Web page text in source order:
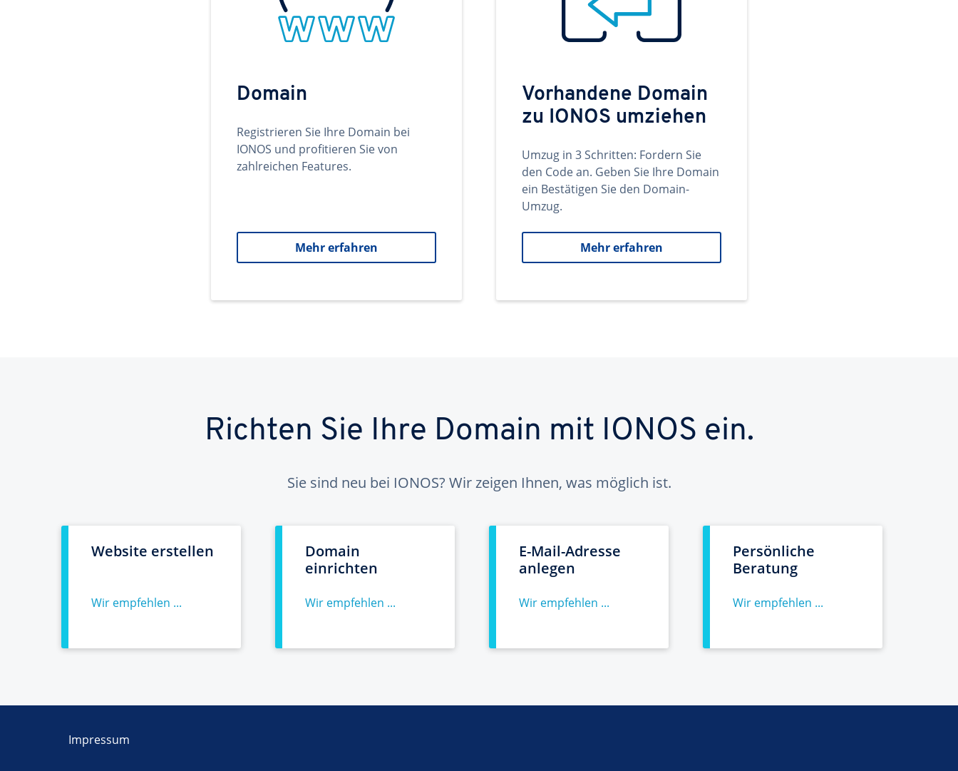
Domain
Registrieren Sie Ihre Domain bei
IONOS und profitieren Sie von
zahlreichen Features.
Mehr erfahren
Vorhandene Domain
zu IONOS umziehen
Umzug in 3 Schritten: Fordern Sie
den Code an. Geben Sie Ihre Domain
ein Bestätigen Sie den Domain-
Umzug.
Mehr erfahren
Richten Sie Ihre Domain mit IONOS ein.
Sie sind neu bei IONOS? Wir zeigen Ihnen, was möglich ist.
Website erstellen
Wir empfehlen ...
Domain
einrichten
Wir empfehlen ...
E-Mail-Adresse
anlegen
Wir empfehlen ...
Persönliche
Beratung
Wir empfehlen ...
Impressum